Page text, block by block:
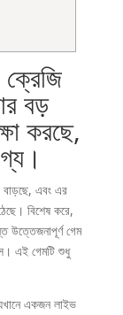
বড়
করছে,
বাড়ছে, এবং এর
বিশেষ করে,
উত্তেজনাপূর্ণ গেম
এই গেমটি শুধু
একজন লাইভ